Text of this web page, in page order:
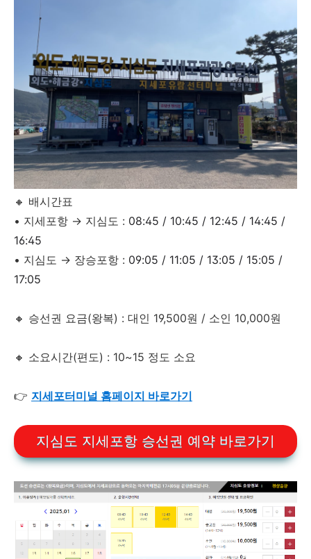
🔸 배시간표
• 지세포항 → 지심도 : 08:45 / 10:45 / 12:45 / 14:45 /
16:45
• 지심도 → 장승포항 : 09:05 / 11:05 / 13:05 / 15:05 /
17:05
🔸 승선권 요금(왕복) : 대인 19,500원 / 소인 10,000원
🔸 소요시간(편도) : 10~15 정도 소요
👉 지세포터미널 홈페이지 바로가기
지심도 지세포항 승선권 예약 바로가기